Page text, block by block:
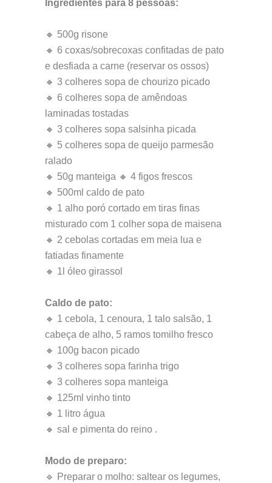
Ingredientes para 8 pessoas:
🔸 500g risone
🔸 6 coxas/sobrecoxas confitadas de pato
e desfiada a carne (reservar os ossos)
🔸 3 colheres sopa de chourizo picado
🔸 6 colheres sopa de amêndoas
laminadas tostadas
🔸 3 colheres sopa salsinha picada
🔸 5 colheres sopa de queijo parmesão
ralado
🔸 50g manteiga 🔸 4 figos frescos
🔸 500ml caldo de pato
🔸 1 alho poró cortado em tiras finas
misturado com 1 colher sopa de maisena
🔸 2 cebolas cortadas em meia lua e
fatiadas finamente
🔸 1l óleo girassol
Caldo de pato:
🔸 1 cebola, 1 cenoura, 1 talo salsão, 1
cabeça de alho, 5 ramos tomilho fresco
🔸 100g bacon picado
🔸 3 colheres sopa farinha trigo
🔸 3 colheres sopa manteiga
🔸 125ml vinho tinto
🔸 1 litro água
🔸 sal e pimenta do reino .
Modo de preparo:
🔹 Preparar o molho: saltear os legumes,